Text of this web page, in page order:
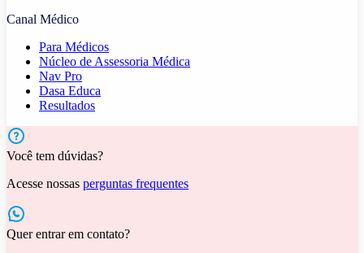
Canal Médico
Para Médicos
Núcleo de Assessoria Médica
Nav Pro
Dasa Educa
Resultados
Você tem dúvidas?
Acesse nossas perguntas frequentes
Quer entrar em contato?